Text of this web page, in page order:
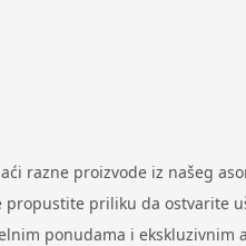
razne proizvode iz našeg
priliku da ostvarite
ponudama i ekskluzivnim